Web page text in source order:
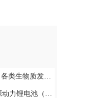
机容量总计约2191MW
（一期）项目投产